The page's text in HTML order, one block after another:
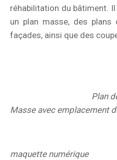
réhabilitation du bâtiment.
un plan masse, des plans
façades, ainsi que des
Plan de
Masse avec emplacement
maquette numérique